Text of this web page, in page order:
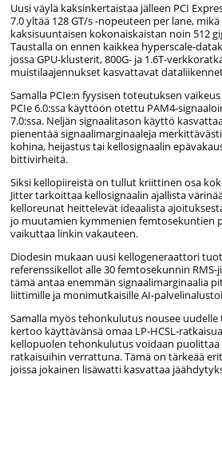
Uusi väylä kaksinkertaistaa jälleen PCI
7.0 yltää 128 GT/s -nopeuteen per lane,
kaksisuuntaisen kokonaiskaistan noin 512
Taustalla on ennen kaikkea hyperscale-
jossa GPU-klusterit, 800G- ja 1.6T-
muistilaajennukset kasvattavat
Samalla PCIe:n fyysisen toteutuksen
PCIe 6.0:ssa käyttöön otettu PAM4-
7.0:ssa. Neljän signaalitason käyttö
pienentää signaalimarginaaleja
kohina, heijastus tai kellosignaalin
bittivirheitä.
Siksi kellopiireistä on tullut kriittinen osa
Jitter tarkoittaa kellosignaalin ajallista
kelloreunat heittelevät ideaalista
jo muutamien kymmenien femtosekuntien
vaikuttaa linkin vakauteen.
Diodesin mukaan uusi kellogeneraattori
referenssikellot alle 30 femtosekunnin
tämä antaa enemmän signaalimarginaalia
liittimille ja monimutkaisille AI-
Samalla myös tehonkulutus nousee uudelle
kertoo käyttävänsä omaa LP-HCSL-
kellopuolen tehonkulutus voidaan puolittaa
ratkaisuihin verrattuna. Tämä on tärkeää
joissa jokainen lisäwatti kasvattaa